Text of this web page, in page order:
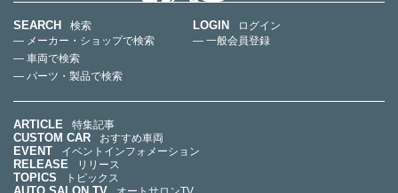
SEARCH
検索
— メーカー・ショップで検索
— 車両で検索
— パーツ・製品で検索
LOGIN
ログイン
— 一般会員登録
ARTICLE 特集記事
CUSTOM CAR おすすめ車両
EVENT イベントインフォメーション
RELEASE リリース
TOPICS トピックス